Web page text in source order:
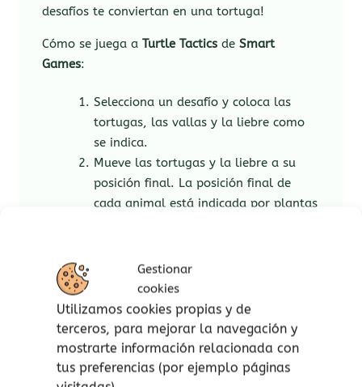
Gestionar
cookies
Utilizamos cookies propias y de
terceros, para mejorar la navegación y
mostrarte información relacionada con
tus preferencias (por ejemplo páginas
desafíos te conviertan en una tortuga!
Cómo se juega aTurtle Tactics deSmart
Games:
Selecciona un desafío y coloca las
tortugas, las vallas y la liebre como
se indica.
Mueve las tortugas y la liebre a su
posición final. La posición final de
cada animal está indicada por plantas
Has encontrado la solución cuando
todos los animales han llegado a su
posición final.
Contenido:
1 tablero metálico que se puede